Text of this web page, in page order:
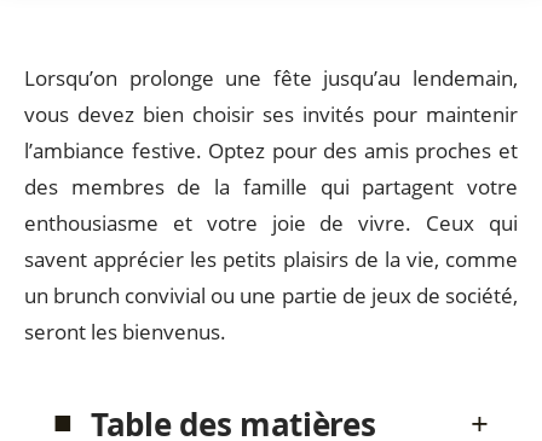
Lorsqu’on prolonge une fête jusqu’au lendemain,
vous devez bien choisir ses invités pour maintenir
l’ambiance festive. Optez pour des amis proches et
des membres de la famille qui partagent votre
enthousiasme et votre joie de vivre. Ceux qui
savent apprécier les petits plaisirs de la vie, comme
un brunch convivial ou une partie de jeux de société,
seront les bienvenus.
Table des matières